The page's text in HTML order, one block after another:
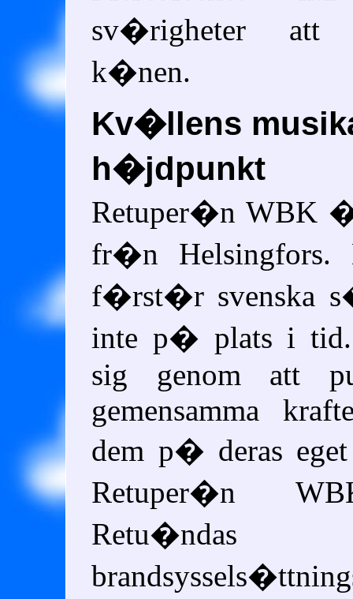
sv�righeter
k�nen.
Kv�llens
h�jdpunkt
Retuper�n WBK
fr�n
f�rst�r svenska
inte p� plats i
sig genom att
gemensamma
dem p� deras
Retuper�n
Retu�ndas